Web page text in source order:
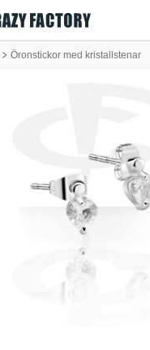
Öronstickor med kristallstenar